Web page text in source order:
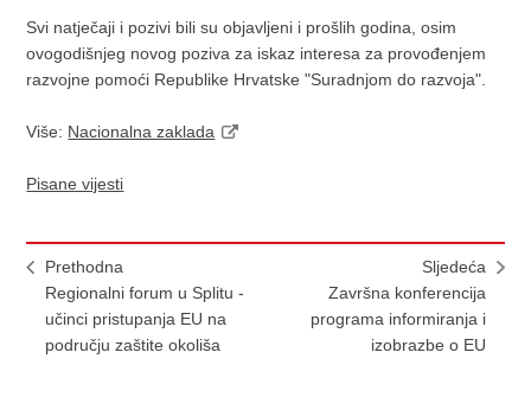
Svi natječaji i pozivi bili su objavljeni i prošlih godina, osim
ovogodišnjeg novog poziva za iskaz interesa za provođenjem
razvojne pomoći Republike Hrvatske "Suradnjom do razvoja".
Više: Nacionalna zaklada
Pisane vijesti
Prethodna
Regionalni forum u Splitu -
učinci pristupanja EU na
području zaštite okoliša
Sljedeća
Završna konferencija
programa informiranja i
izobrazbe o EU